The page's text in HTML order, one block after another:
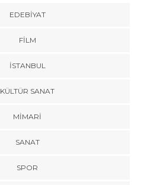
EDEBIYAT
FILM
İSTANBUL
KÜLTÜR SANAT
MIMARI
SANAT
SPOR